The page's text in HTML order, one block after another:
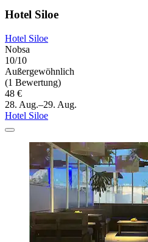
Hotel Siloe
Hotel Siloe
Nobsa
10/10
Außergewöhnlich
(1 Bewertung)
48 €
28. Aug.–29. Aug.
Hotel Siloe